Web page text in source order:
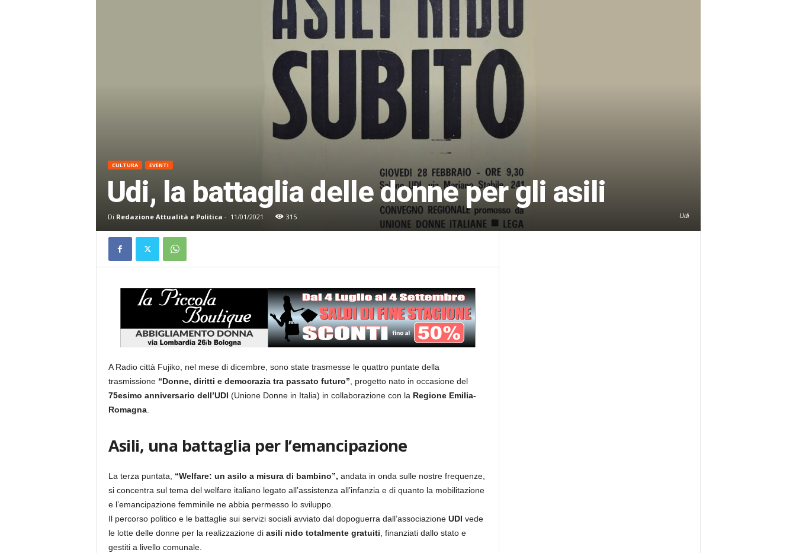
Udi
CULTURA EVENTI
Udi, la battaglia delle donne per gli asili
Di Redazione Attualità e Politica - 11/01/2021 315
A Radio città Fujiko, nel mese di dicembre, sono state trasmesse le quattro puntate della
trasmissione “Donne, diritti e democrazia tra passato futuro’’ , progetto nato in occasione del
75esimo anniversario dell’UDI (Unione Donne in Italia) in collaborazione con la Regione Emilia-
Romagna.
Asili, una battaglia per l’emancipazione
La terza puntata, “Welfare: un asilo a misura di bambino”, andata in onda sulle nostre frequenze,
si concentra sul tema del welfare italiano legato all’assistenza all’infanzia e di quanto la mobilitazione
e l’emancipazione femminile ne abbia permesso lo sviluppo.
Il percorso politico e le battaglie sui servizi sociali avviato dal dopoguerra dall’associazione UDI vede
le lotte delle donne per la realizzazione di asili nido totalmente gratuiti , finanziati dallo stato e
gestiti a livello comunale.